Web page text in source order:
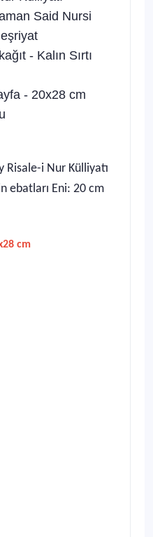
Said Nursi
- Kalın Sırtı
- 20x28 cm
Risale-i Nur Külliyatı
ebatları Eni: 20 cm
cm